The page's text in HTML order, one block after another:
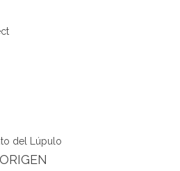
del Lúpulo